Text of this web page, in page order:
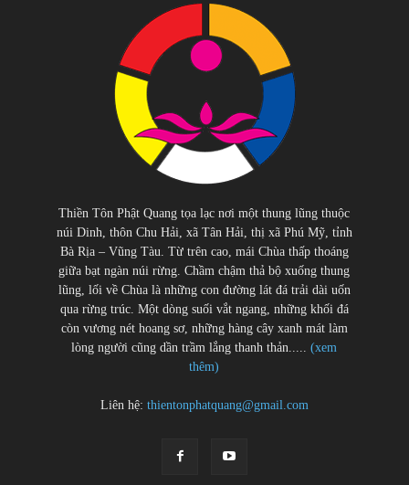
Thiền Tôn Phật Quang tọa lạc nơi một thung lũng thuộc
núi Dinh, thôn Chu Hải, xã Tân Hải, thị xã Phú Mỹ, tỉnh
Bà Rịa – Vũng Tàu. Từ trên cao, mái Chùa thấp thoáng
giữa bạt ngàn núi rừng. Chầm chậm thả bộ xuống thung
lũng, lối về Chùa là những con đường lát đá trải dài uốn
qua rừng trúc. Một dòng suối vắt ngang, những khối đá
còn vương nét hoang sơ, những hàng cây xanh mát làm
lòng người cũng dần trầm lắng thanh thản.....(xem
thêm)
Liên hệ: thientonphatquang@gmail.com